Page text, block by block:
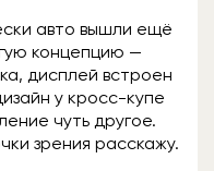
авто вышли ещё
концепцию —
дисплей встроен
у кросс-купе
чуть другое.
зрения расскажу.